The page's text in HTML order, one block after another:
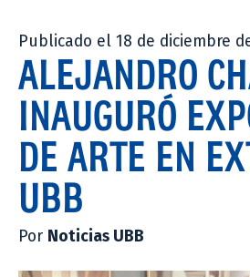
Publicado el 18 de diciembre
ALEJANDRO
INAUGURÓ
DE ARTE EN
UBB
Por Noticias UBB